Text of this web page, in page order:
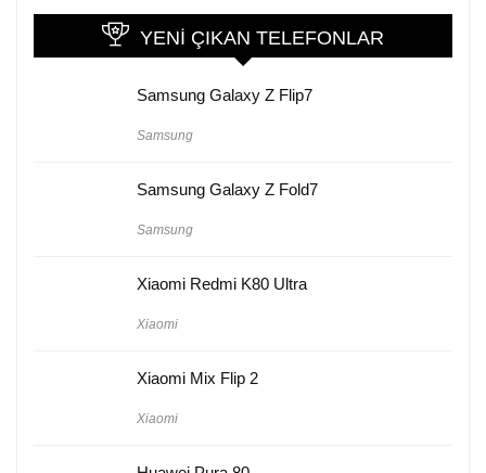
YENI ÇIKAN TELEFONLAR
Samsung Galaxy Z Flip7
Samsung
Samsung Galaxy Z Fold7
Samsung
Xiaomi Redmi K80 Ultra
Xiaomi
Xiaomi Mix Flip 2
Xiaomi